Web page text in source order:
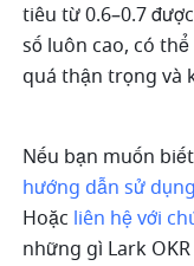
tiêu từ 0.6–0.7
số luôn cao, có
quá thận trọng và
hướng dẫn sử
Hoặc liên hệ với
những gì Lark